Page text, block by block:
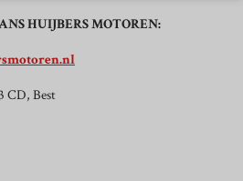
HUIJBERS MOTOREN:
CD, Best